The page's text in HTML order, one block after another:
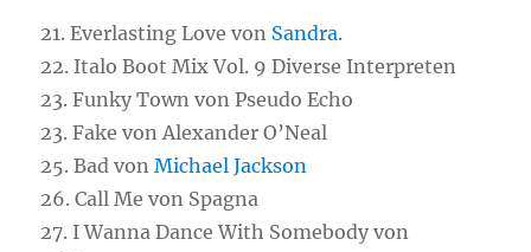
21. Everlasting Love von Sandra.
22. Italo Boot Mix Vol. 9 Diverse Interpreten
23. Funky Town von Pseudo Echo
23. Fake von Alexander O’Neal
25. Bad vonMichael Jackson
26. Call Me von Spagna
27. I Wanna Dance With Somebody von